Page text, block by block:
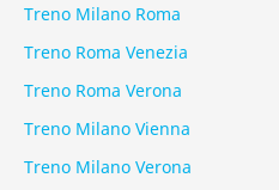
Treno Milano Roma
Treno Roma Venezia
Treno Roma Verona
Treno Milano Vienna
Treno Milano Verona